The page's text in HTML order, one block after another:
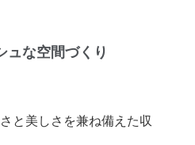
ュな空間づくり
と美しさを兼ね備えた収